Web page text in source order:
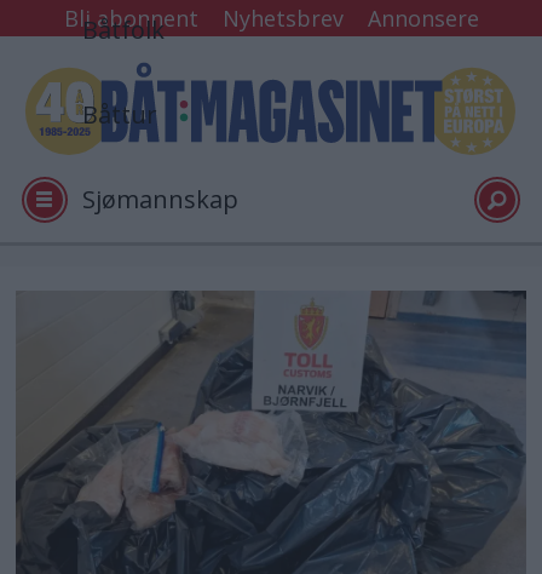
Bli abonnent Nyhetsbrev Annonsere
Båtfolk
Båttur
Sjømannskap
Arkiv
Video
Logg inn